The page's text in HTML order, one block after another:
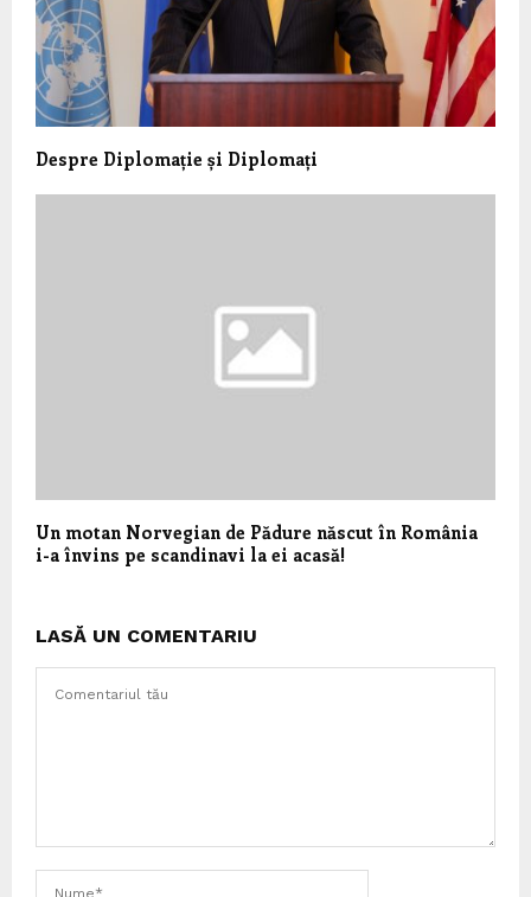
Despre Diplomație și Diplomați
Un motan Norvegian de Pădure născut în România
i-a învins pe scandinavi la ei acasă!
LASĂ UN COMENTARIU